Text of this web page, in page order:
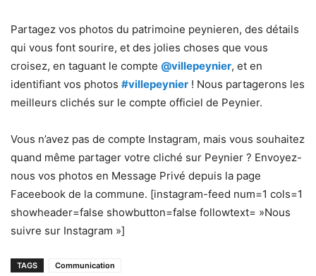
Partagez vos photos du patrimoine peynieren, des détails
qui vous font sourire, et des jolies choses que vous
croisez, en taguant le compte @villepeynier, et en
identifiant vos photos #villepeynier ! Nous partagerons les
meilleurs clichés sur le compte officiel de Peynier.
Vous n’avez pas de compte Instagram, mais vous souhaitez
quand même partager votre cliché sur Peynier ? Envoyez-
nous vos photos en Message Privé depuis la page
Faceebook de la commune. [instagram-feed num=1 cols=1
showheader=false showbutton=false followtext= »Nous
suivre sur Instagram »]
TAGS Communication